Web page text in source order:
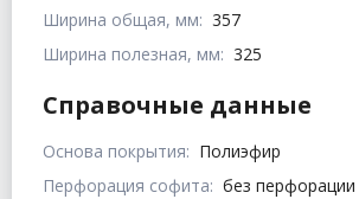
Ширина общая, мм: 357
Ширина полезная, мм: 325
Справочные данные
Основа покрытия: Полиэфир
Перфорация софита: без перфорации